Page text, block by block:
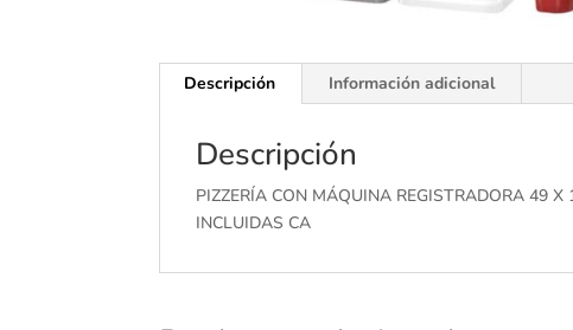
Descripción Información adicional
Descripción
PIZZERÍA CON MÁQUINA REGISTRADORA 49
INCLUIDAS CA